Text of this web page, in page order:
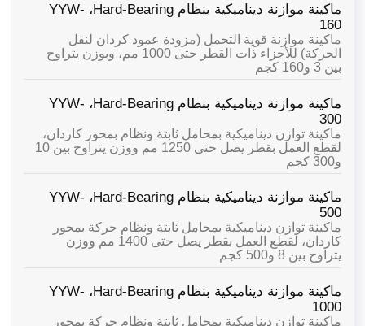
ماكينة موازنة ديناميكية بنظام Hard-Bearing،
YYW-
160
ماكينة موازنة قوية التحمل (مزودة عمود كردان لنقل
الحركة) للأجزاء ذات القطر حتى 1000 مم، وبوزن يتراوح
بين 3 و160 كجم
ماكينة موازنة ديناميكية بنظام Hard-Bearing،
YYW-
300
ماكينة توازن ديناميكية بمحامل ثابتة ونظام بمحور كاردان،
لقطع العمل بقطر يصل حتى 1250 مم ووزن يتراوح بين 10
و300 كجم
ماكينة موازنة ديناميكية بنظام Hard-Bearing،
YYW-
500
ماكينة توازن ديناميكية بمحامل ثابتة ونظام حركة بمحور
كاردان، لقطع العمل بقطر يصل حتى 1400 مم ووزن
يتراوح بين 8 و500 كجم
ماكينة موازنة ديناميكية بنظام Hard-Bearing،
YYW-
1000
ماكينة توازن ديناميكية بمحامل ثابتة ونظام حركة بمحور